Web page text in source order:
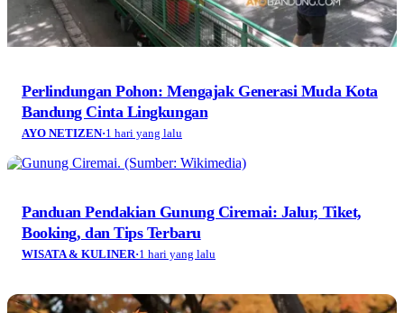
Perlindungan Pohon: Mengajak Generasi Muda Kota
Bandung Cinta Lingkungan
AYO NETIZEN·1 hari yang lalu
Panduan Pendakian Gunung Ciremai: Jalur, Tiket,
Booking, dan Tips Terbaru
WISATA & KULINER·1 hari yang lalu